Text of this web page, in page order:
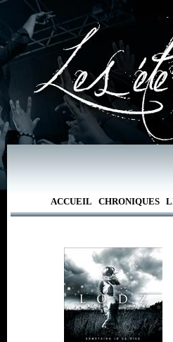
ACCUEIL CHRONIQUES